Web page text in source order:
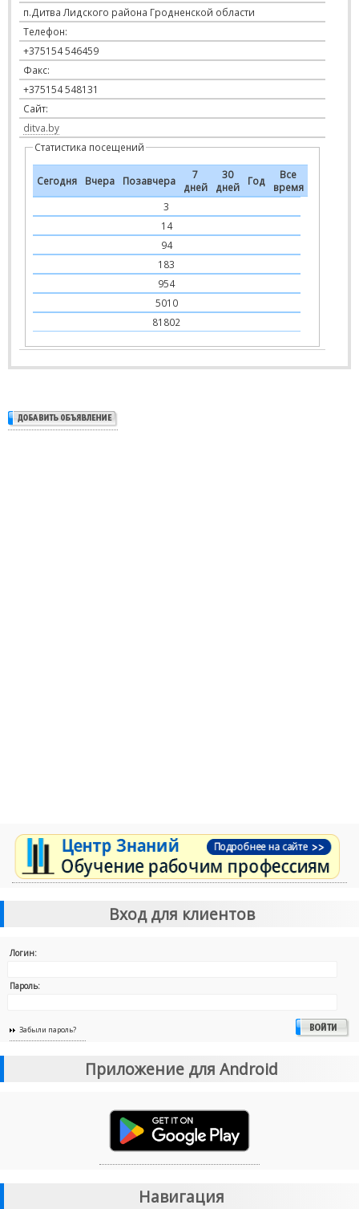
п.Дитва Лидского района Гродненской области
Телефон:
+375154 546459
Факс:
+375154 548131
Сайт:
ditva.by
Статистика посещений
Сегодня Вчера Позавчера
7
дней
30
дней
Год
Все
время
3
14
94
183
954
5010
81802
Вход для клиентов
Логин:
Пароль:
Забыли пароль?
Приложение для Android
Навигация